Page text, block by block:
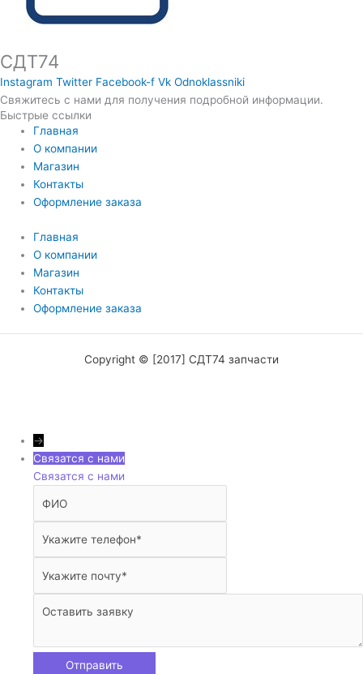
СДТ74
Instagram Twitter Facebook-f Vk Odnoklassniki
Свяжитесь с нами для получения подробной информации.
Быстрые ссылки
Главная
О компании
Магазин
Контакты
Оформление заказа
Главная
О компании
Магазин
Контакты
Оформление заказа
Copyright © [2017] СДТ74 запчасти
→
Связатся с нами
Связатся с нами